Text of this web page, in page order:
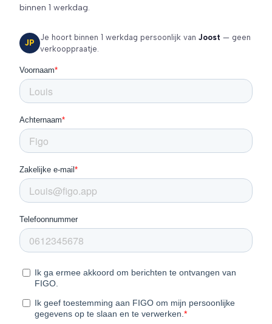
binnen 1 werkdag.
JP
Je hoort binnen 1 werkdag persoonlijk van Joost — geen
verkooppraatje.